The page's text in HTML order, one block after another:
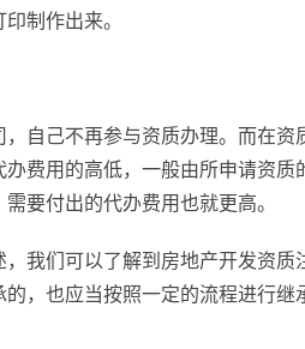
制作出来。
自己不再参与资质办理。而在资
费用的高低，一般由所申请资质
要付出的代办费用也就更高。
我们可以了解到房地产开发资质
，也应当按照一定的流程进行继